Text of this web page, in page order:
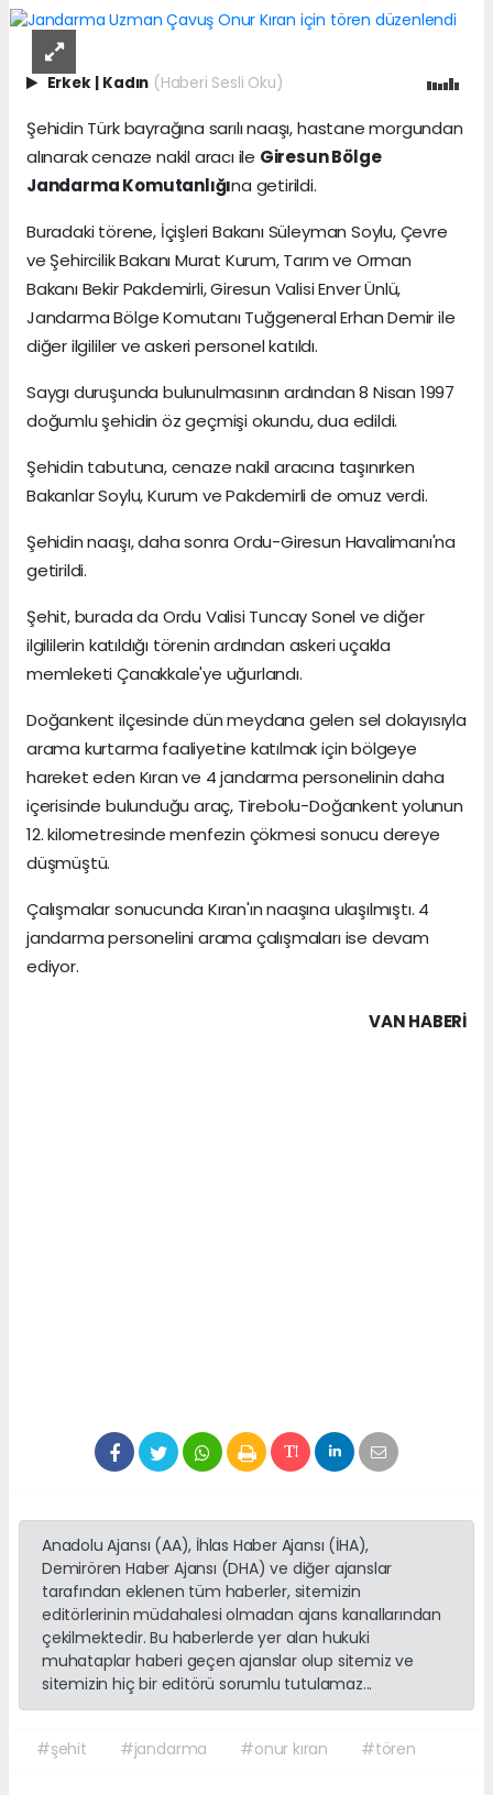
Erkek | Kadın (Haberi Sesli Oku)
Şehidin Türk bayrağına sarılı naaşı, hastane morgundan
alınarak cenaze nakil aracı ile Giresun Bölge
Jandarma Komutanlığına getirildi.
Buradaki törene, İçişleri Bakanı Süleyman Soylu, Çevre
ve Şehircilik Bakanı Murat Kurum, Tarım ve Orman
Bakanı Bekir Pakdemirli, Giresun Valisi Enver Ünlü,
Jandarma Bölge Komutanı Tuğgeneral Erhan Demir ile
diğer ilgililer ve askeri personel katıldı.
Saygı duruşunda bulunulmasının ardından 8 Nisan 1997
doğumlu şehidin öz geçmişi okundu, dua edildi.
Şehidin tabutuna, cenaze nakil aracına taşınırken
Bakanlar Soylu, Kurum ve Pakdemirli de omuz verdi.
Şehidin naaşı, daha sonra Ordu-Giresun Havalimanı'na
getirildi.
Şehit, burada da Ordu Valisi Tuncay Sonel ve diğer
ilgililerin katıldığı törenin ardından askeri uçakla
memleketi Çanakkale'ye uğurlandı.
Doğankent ilçesinde dün meydana gelen sel dolayısıyla
arama kurtarma faaliyetine katılmak için bölgeye
hareket eden Kıran ve 4 jandarma personelinin daha
içerisinde bulunduğu araç, Tirebolu-Doğankent yolunun
12. kilometresinde menfezin çökmesi sonucu dereye
düşmüştü.
Çalışmalar sonucunda Kıran'ın naaşına ulaşılmıştı. 4
jandarma personelini arama çalışmaları ise devam
ediyor.
VAN HABERİ
Anadolu Ajansı (AA), İhlas Haber Ajansı (İHA),
Demirören Haber Ajansı (DHA) ve diğer ajanslar
tarafından eklenen tüm haberler, sitemizin
editörlerinin müdahalesi olmadan ajans kanallarından
çekilmektedir. Bu haberlerde yer alan hukuki
muhataplar haberi geçen ajanslar olup sitemiz ve
sitemizin hiç bir editörü sorumlu tutulamaz...
#şehit #jandarma #onur kıran #tören